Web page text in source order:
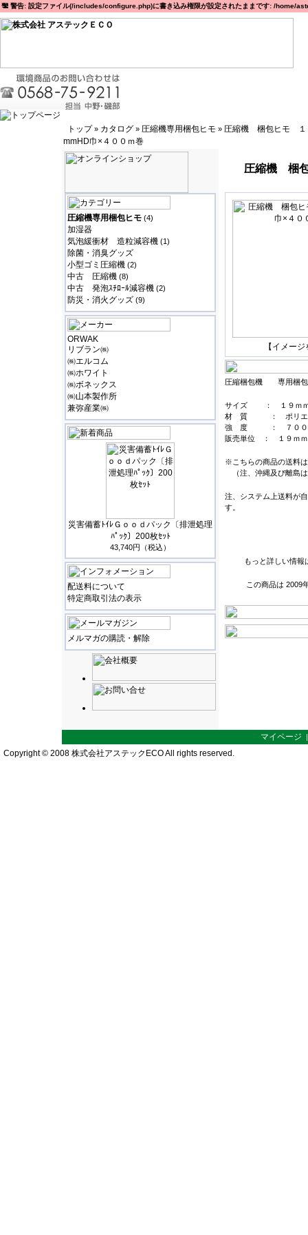
警告: 設定ファイル(/includes/configure.php)に書き込み権限が設定されたままです: /
トップ» カタログ » 圧縮機専用梱包ヒモ » 圧縮機 梱包ヒモ １
mmHD巾×４００ｍ巻
圧縮機専用梱包ヒモ (4)
加湿器
気泡緩衝材 造粒減容機 (1)
除菌・消臭グッズ
小型ゴミ圧縮機 (2)
中古 圧縮機 (8)
中古 発泡ｽﾁﾛｰﾙ減容機 (2)
防災・消火グッズ (9)
ORWAK
リブラン㈱
㈱エルコム
㈱ホワイト
㈱ボネックス
㈱山本製作所
兼弥産業㈱
災害備蓄ﾄｲﾚＧｏｏｄパック〔排泄処理
ﾊﾟｯｸ〕200枚ｾｯﾄ
43,740円（税込）
配送料について
特定商取引法の表示
メルマガの購読・解除
圧縮機 梱
【イメー
圧縮梱包機 専用梱包
サイズ ： １９ｍｍ
材 質 ： ポリ
強 度 ： ７００
販売単位 ： １９ｍｍ
※こちらの商品の送料
（注、沖縄及び離島
注、システム上送料が
す。
もっと詳しい情報
この商品は 2009
マイページ
Copyright © 2008 株式会社アステックECO All rights reserved.